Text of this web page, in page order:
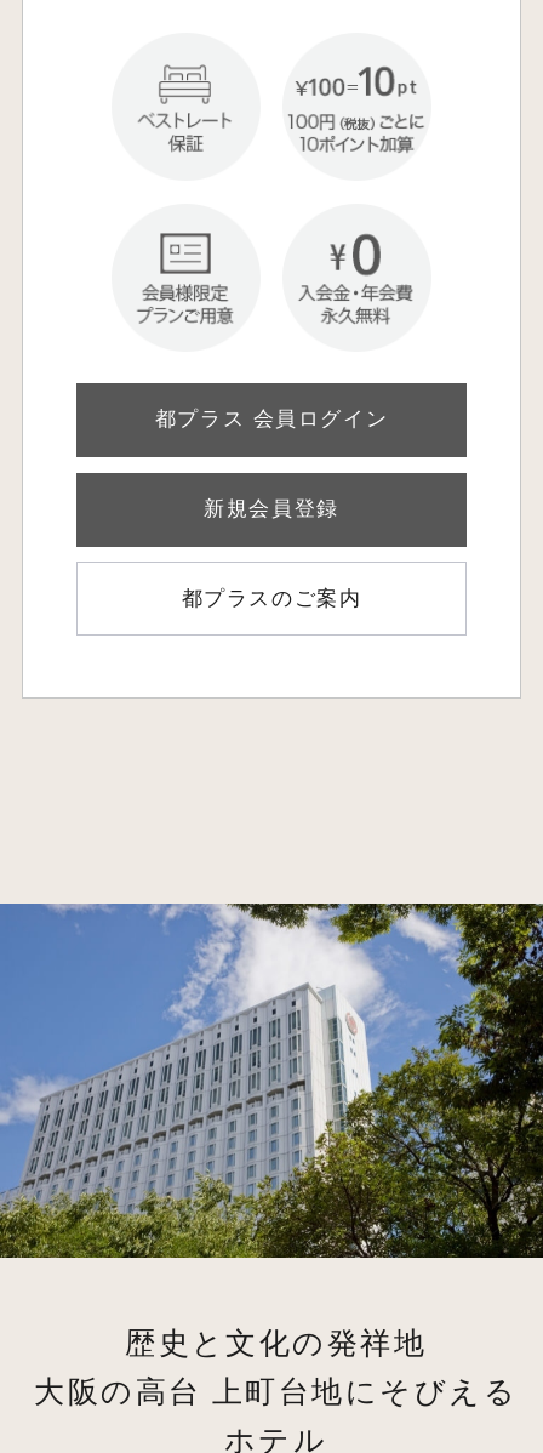
都プラス 会員ログイン
新規会員登録
都プラスのご案内
歴史と文化の発祥地
大阪の高台 上町台地にそびえる
ホテル